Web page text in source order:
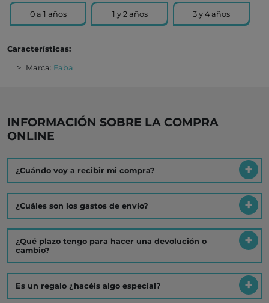
0 a 1 años 1 y 2 años 3 y 4 años
Características:
Marca: Faba
INFORMACIÓN SOBRE LA COMPRA
ONLINE
¿Cuándo voy a recibir mi compra?
¿Cuáles son los gastos de envío?
¿Qué plazo tengo para hacer una devolución o
cambio?
Es un regalo ¿hacéis algo especial?